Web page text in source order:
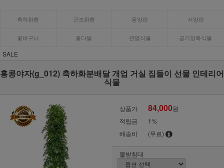
축하화환 근조화환 동양란 서양란
꽃바구니 꽃다발 관엽식물 공기정화식물
SALE
홍콩야자(g_012) 축하화분배달 개업 거실 집들이 선물 인테리어
식물
상품가 84,000원
적립금
1%
배송비
(무료)
물받침대